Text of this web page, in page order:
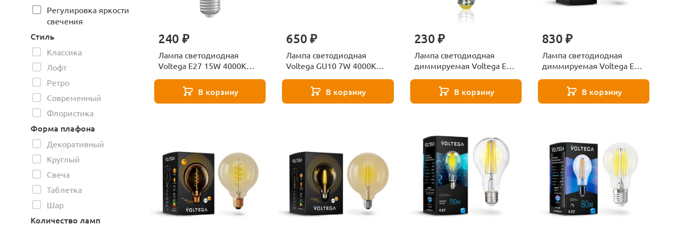
Регулировка яркости
свечения
Стиль
Классика
Лофт
Ретро
Современный
Флористика
Форма плафона
Декоративный
Круглый
Свеча
Таблетка
Шар
Количество ламп
240 ₽
Лампа светодиодная
Voltega E27 15W 4000K
A60E27cold15W 7157
В корзину
650 ₽
Лампа светодиодная
Voltega GU10 7W 4000К
В корзину
230 ₽
Лампа светодиодная
диммируемая Voltega E14
G2E14cold6W-D 5494
В корзину
830 ₽
Лампа светодиодная
диммируемая Voltega E27
VG10-ST64GE27warm4W-
FB 7077
В корзину